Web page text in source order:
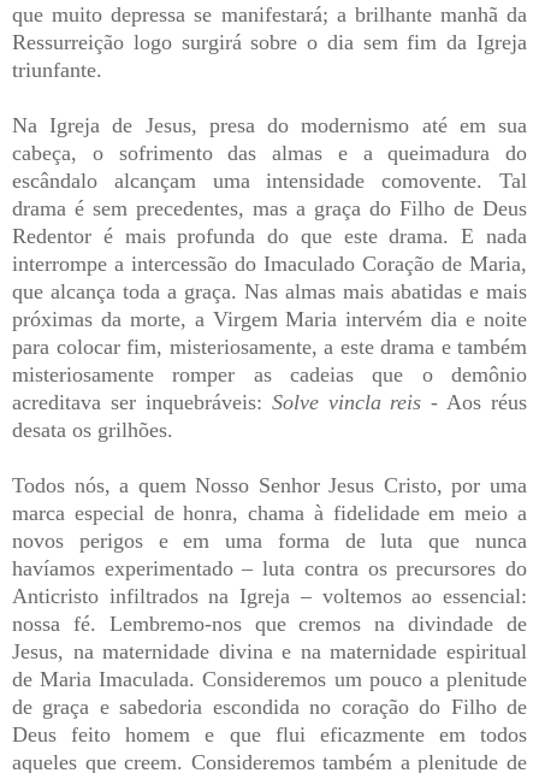
que muito depressa se manifestará; a brilhante manhã da
Ressurreição logo surgirá sobre o dia sem fim da Igreja
triunfante.
Na Igreja de Jesus, presa do modernismo até em sua
cabeça, o sofrimento das almas e a queimadura do
escândalo alcançam uma intensidade comovente. Tal
drama é sem precedentes, mas a graça do Filho de Deus
Redentor é mais profunda do que este drama. E nada
interrompe a intercessão do Imaculado Coração de Maria,
que alcança toda a graça. Nas almas mais abatidas e mais
próximas da morte, a Virgem Maria intervém dia e noite
para colocar fim, misteriosamente, a este drama e também
misteriosamente romper as cadeias que o demônio
acreditava ser inquebráveis: Solve vincla reis - Aos réus
desata os grilhões.
Todos nós, a quem Nosso Senhor Jesus Cristo, por uma
marca especial de honra, chama à fidelidade em meio a
novos perigos e em uma forma de luta que nunca
havíamos experimentado – luta contra os precursores do
Anticristo infiltrados na Igreja – voltemos ao essencial:
nossa fé. Lembremo-nos que cremos na divindade de
Jesus, na maternidade divina e na maternidade espiritual
de Maria Imaculada. Consideremos um pouco a plenitude
de graça e sabedoria escondida no coração do Filho de
Deus feito homem e que flui eficazmente em todos
aqueles que creem. Consideremos também a plenitude de